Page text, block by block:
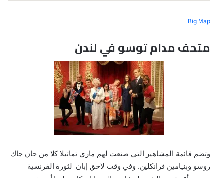
Big Map
متحف مدام توسو في لندن
وتضم قائمة المشاهير التي صنعت لهم ماري تماثيلا كلا من جان جاك
روسو وبنيامين فرانكلين. وفي وقت لاحق إبان الثورة الفرنسية